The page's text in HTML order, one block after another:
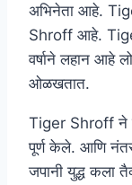
अभिनेता आहे.
Shroff आहे.
वर्षाने लहान आहे
ओळखतात.
Tiger Shroff ने
पूर्ण केले. आणि
जपानी युद्ध कला